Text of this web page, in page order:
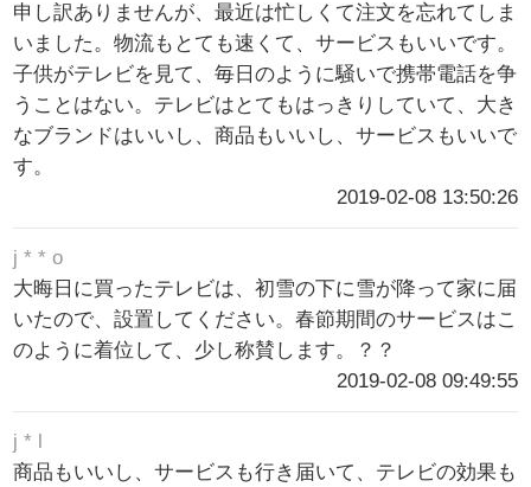
申し訳ありませんが、最近は忙しくて注文を忘れてしま
いました。物流もとても速くて、サービスもいいです。
子供がテレビを見て、毎日のように騒いで携帯電話を争
うことはない。テレビはとてもはっきりしていて、大き
なブランドはいいし、商品もいいし、サービスもいいで
す。
2019-02-08 13:50:26
j * * o
大晦日に買ったテレビは、初雪の下に雪が降って家に届
いたので、設置してください。春節期間のサービスはこ
のように着位して、少し称賛します。？？
2019-02-08 09:49:55
j * l
商品もいいし、サービスも行き届いて、テレビの効果も